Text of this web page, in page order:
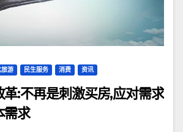
旅游 民生服务 消费 资讯
:不再是刺激买房,应对需求
需求